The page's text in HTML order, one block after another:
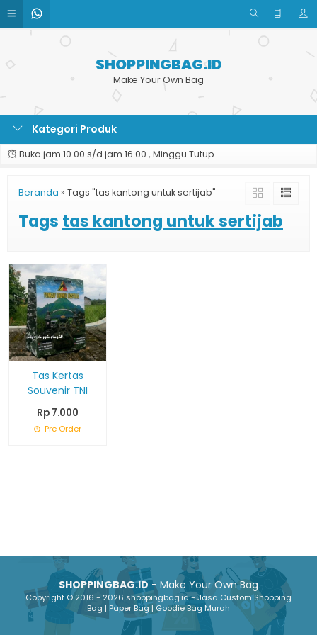
SHOPPINGBAG.ID
Make Your Own Bag
Kategori Produk
Buka jam 10.00 s/d jam 16.00 , Minggu Tutup
Beranda » Tags "tas kantong untuk sertijab"
Tags tas kantong untuk sertijab
Tas Kertas
Souvenir TNI
Rp 7.000
Pre Order
SHOPPINGBAG.ID- Make Your Own Bag
Copyright © 2016 - 2026 shoppingbag.id - Jasa Custom Shopping
Bag | Paper Bag | Goodie Bag Murah